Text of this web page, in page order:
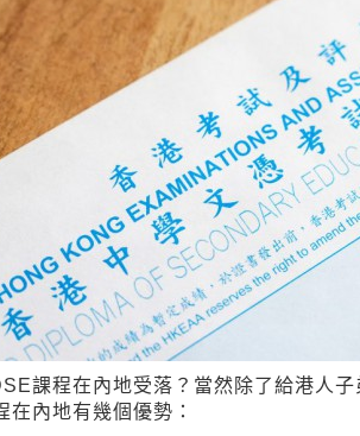
課程在內地受落？當然除了給港人
在內地有幾個優勢：